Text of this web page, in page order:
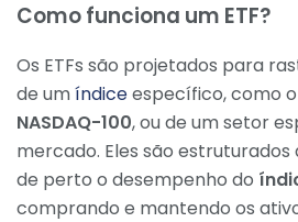
Como funciona um ETF?
Os ETFs são projetados para
de umíndiceespecífico, como o
NASDAQ-100, ou de um setor
mercado. Eles são
de perto o desempenho do
comprando e mantendo os